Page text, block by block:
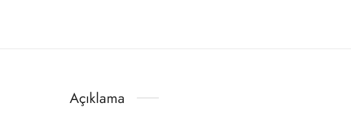
Açıklama